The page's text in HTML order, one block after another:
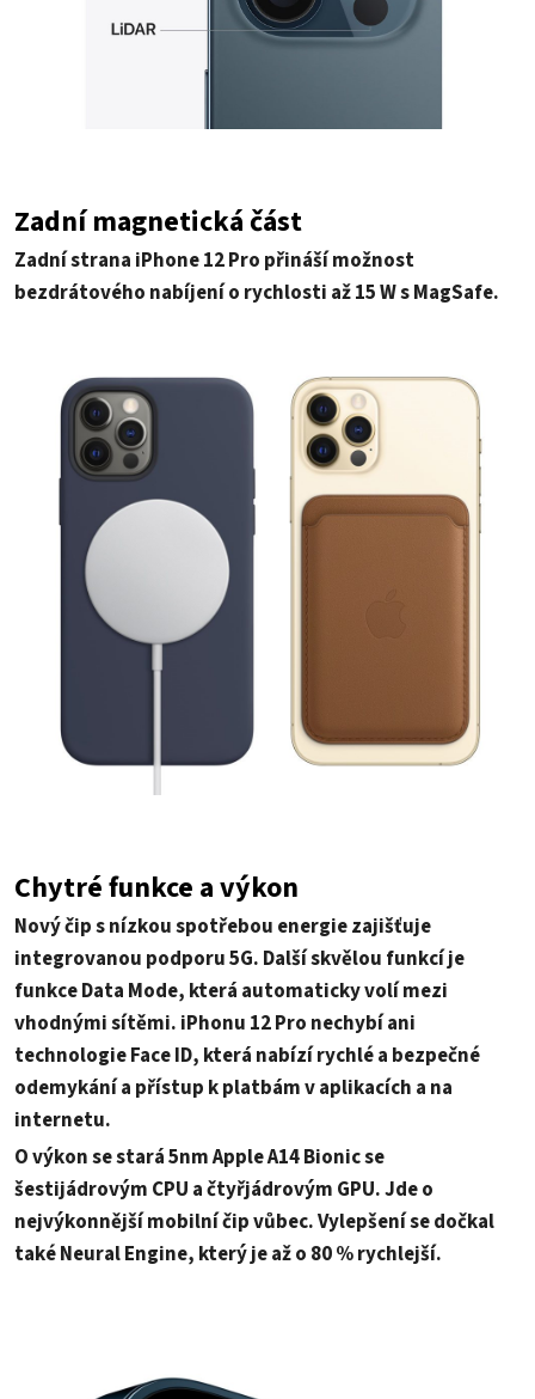
Zadní magnetická část
Zadní strana iPhone 12 Pro přináší možnost
bezdrátového nabíjení o rychlosti až 15 W s MagSafe.
Chytré funkce a výkon
Nový čip s nízkou spotřebou energie zajišťuje
integrovanou podporu 5G. Další skvělou funkcí je
funkce Data Mode, která automaticky volí mezi
vhodnými sítěmi. iPhonu 12 Pro nechybí ani
technologie Face ID, která nabízí rychlé a bezpečné
odemykání a přístup k platbám v aplikacích a na
internetu.
O výkon se stará 5nm Apple A14 Bionic se
šestijádrovým CPU a čtyřjádrovým GPU. Jde o
nejvýkonnější mobilní čip vůbec. Vylepšení se dočkal
také Neural Engine, který je až o 80 % rychlejší.